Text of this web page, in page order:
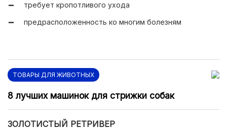
требует кропотливого ухода
предрасположенность ко многим болезням
ТОВАРЫ ДЛЯ ЖИВОТНЫХ
8 лучших машинок для стрижки собак
ЗОЛОТИСТЫЙ РЕТРИВЕР